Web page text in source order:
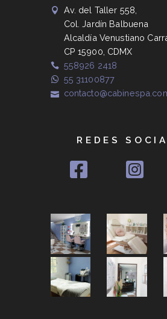
Av. del Taller 558,
Col. Jardín Balbuena
Alcaldía Venustiano
CP 15900, CDMX
558926 2418
55 31100877
REDES